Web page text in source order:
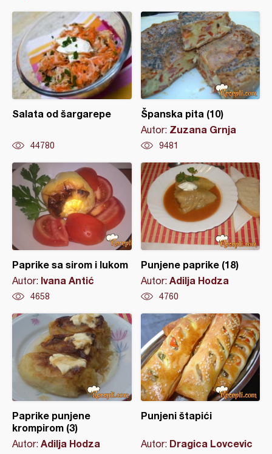
Salata od šargarepe
44780
Španska pita (10)
Autor: Zuzana Grnja
9481
Paprike sa sirom i lukom
Autor: Ivana Antić
4658
Punjene paprike (18)
Autor: Adilja Hodza
4760
Paprike punjene
krompirom (3)
Autor: Adilja Hodza
Punjeni štapići
Autor: Dragica Lovcevic